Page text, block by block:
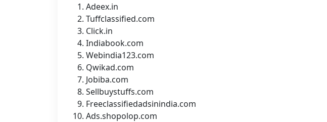
Adeex.in
Tuffclassified.com
Click.in
Indiabook.com
Webindia123.com
Qwikad.com
Jobiba.com
Sellbuystuffs.com
Freeclassifiedadsinindia.com
Ads.shopolop.com